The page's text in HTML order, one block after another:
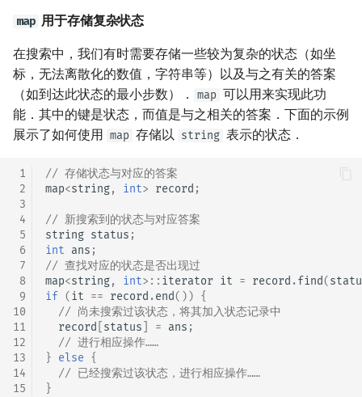
map 用于存储复杂状态
在搜索中，我们有时需要存储一些较为复杂的状态（如坐
标，无法离散化的数值，字符串等）以及与之有关的答案
（如到达此状态的最小步数）．
map 可以用来实现此功
能．其中的键是状态，而值是与之相关的答案．下面的示例
展示了如何使用 map 存储以 string 表示的状态．
1
2
3
4
5
6
7
8
9
10
11
12
13
14
15
// 存储状态与对应的答案
map<string, int> record ;
// 新搜索到的状态与对应答案
string status ;
int ans ;
// 查找对应的状态是否出现过
map<string, int>:: iterator it = record .find(
if (it == record .end()) {
// 尚未搜索过该状态，将其加入状态记录中
record
status = ans ;
// 进行相应操作……
} else {
// 已经搜索过该状态，进行相应操作……
}